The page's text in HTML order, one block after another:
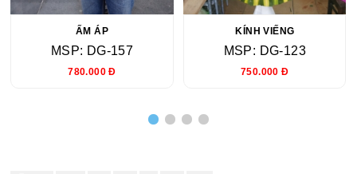
ẤM ÁP
MSP: DG-157
780.000 Đ
KÍNH VIẾNG
MSP: DG-123
750.000 Đ